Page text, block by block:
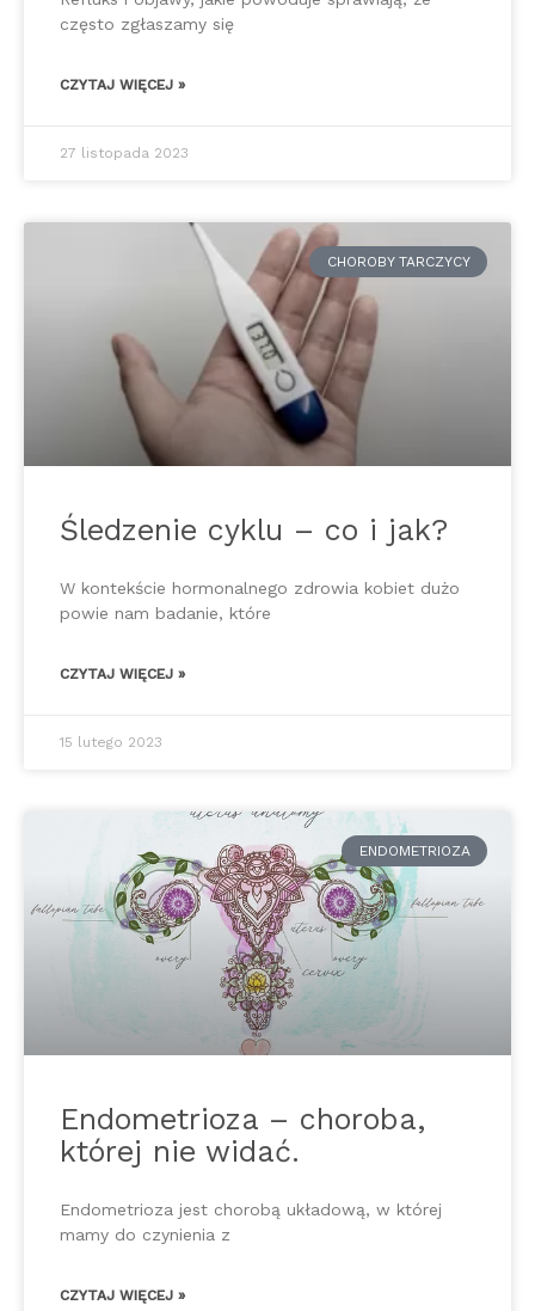
często zgłaszamy się
CZYTAJ WIĘCEJ »
27 listopada 2023
CHOROBY TARCZYCY
Śledzenie cyklu – co i jak?
W kontekście hormonalnego zdrowia kobiet dużo
powie nam badanie, które
CZYTAJ WIĘCEJ »
15 lutego 2023
ENDOMETRIOZA
Endometrioza – choroba,
której nie widać.
Endometrioza jest chorobą układową, w której
mamy do czynienia z
CZYTAJ WIĘCEJ »